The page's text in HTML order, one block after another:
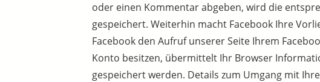
oder einen Kommentar abgeben, wird die
gespeichert. Weiterhin macht Facebook Ihre
Facebook den Aufruf unserer Seite Ihrem
Konto besitzen, übermittelt Ihr Browser
gespeichert werden. Details zum Umgang mit